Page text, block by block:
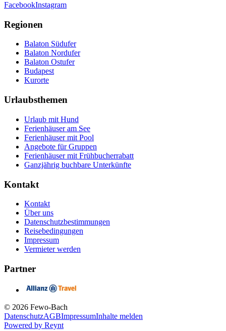
FacebookInstagram
Regionen
Balaton Südufer
Balaton Nordufer
Balaton Ostufer
Budapest
Kurorte
Urlaubsthemen
Urlaub mit Hund
Ferienhäuser am See
Ferienhäuser mit Pool
Angebote für Gruppen
Ferienhäuser mit Frühbucherrabatt
Ganzjährig buchbare Unterkünfte
Kontakt
Kontakt
Über uns
Datenschutzbestimmungen
Reisebedingungen
Impressum
Vermieter werden
Partner
© 2026 Fewo-Bach
DatenschutzAGBImpressumInhalte melden
Powered by Reynt